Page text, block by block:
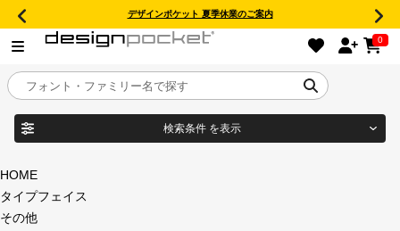
デザインポケット 夏季休業のご案内
0
目的別フォントガイド
特集
検索条件 を表示
HOME
タイプフェイス
その他